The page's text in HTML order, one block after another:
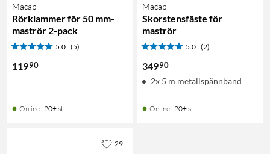
Macab
Rörklammer för 50 mm-
maströr 2-pack
5.0 (5)
11990
Online: 20+ st
Macab
Skorstensfäste för
maströr
5.0 (2)
34990
2x 5 m metallspännband
Online: 20+ st
29